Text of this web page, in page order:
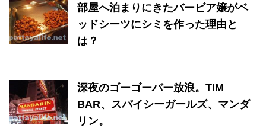
部屋へ泊まりにきたバービア嬢がベ
ッドシーツにシミを作った理由と
は？
深夜のゴーゴーバー放浪。TIM
BAR、スパイシーガールズ、マンダ
リン。